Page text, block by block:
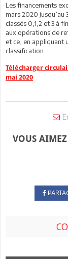
Les financements
mars 2020 jusqu’au
classés 0,1,2 et 3 à
aux opérations de
et ce, en appliquant
classification.
Télécharger
mai 2020
VOUS AIMEZ